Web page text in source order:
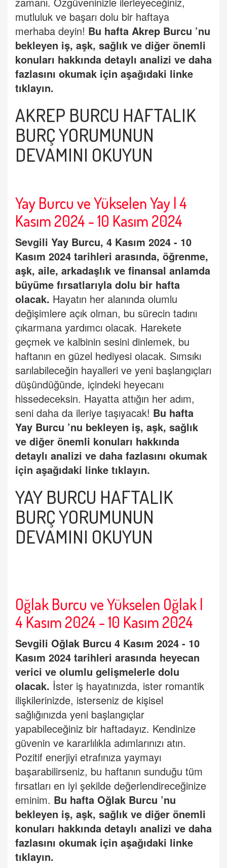
mutluluk ve başarı dolu bir haftaya
merhaba deyin! Bu hafta Akrep Burcu ’nu
bekleyen iş, aşk, sağlık ve diğer önemli
konuları hakkında detaylı analizi ve daha
fazlasını okumak için aşağıdaki linke
tıklayın.
AKREP BURCU HAFTALIK
BURÇYORUMUNUN
DEVAMINI OKUYUN
Yay Burcu ve Yükselen Yay | 4
Kasım 2024 - 10 Kasım 2024
Sevgili Yay Burcu, 4 Kasım 2024 - 10
Kasım 2024 tarihleri arasında, öğrenme,
aşk, aile, arkadaşlık ve finansal anlamda
büyüme fırsatlarıyla dolu bir hafta
olacak. Hayatın her alanında olumlu
değişimlere açık olman, bu sürecin tadını
çıkarmana yardımcı olacak. Harekete
geçmek ve kalbinin sesini dinlemek, bu
haftanın en güzel hediyesi olacak. Sımsıkı
sarılabileceğin hayalleri ve yeni başlangıçları
düşündüğünde, içindeki heyecanı
hissedeceksin. Hayatta attığın her adım,
seni daha da ileriye taşıyacak! Bu hafta
Yay Burcu ’nu bekleyen iş, aşk, sağlık
ve diğer önemli konuları hakkında
detaylı analizi ve daha fazlasını okumak
için aşağıdaki linke tıklayın.
YAY BURCU HAFTALIK
BURÇYORUMUNUN
DEVAMINI OKUYUN
Oğlak Burcu ve Yükselen Oğlak |
4 Kasım 2024 - 10 Kasım 2024
Sevgili Oğlak Burcu 4 Kasım 2024 - 10
Kasım 2024 tarihleri arasında heyecan
verici ve olumlu gelişmelerle dolu
olacak. İster iş hayatınızda, ister romantik
ilişkilerinizde, isterseniz de kişisel
sağlığınızda yeni başlangıçlar
yapabileceğiniz bir haftadayız. Kendinize
güvenin ve kararlılıkla adımlarınızı atın.
Pozitif enerjiyi etrafınıza yaymayı
başarabilirseniz, bu haftanın sunduğu tüm
fırsatları en iyi şekilde değerlendireceğinize
eminim. Bu hafta Oğlak Burcu ’nu
bekleyen iş, aşk, sağlık ve diğer önemli
konuları hakkında detaylı analizi ve daha
fazlasını okumak için aşağıdaki linke
tıklayın.